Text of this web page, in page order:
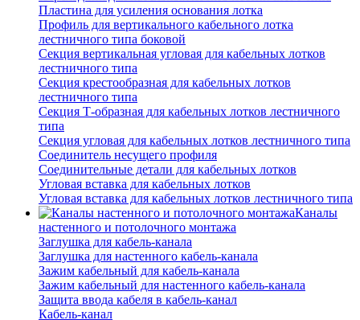
Пластина для усиления основания лотка
Профиль для вертикального кабельного лотка
лестничного типа боковой
Секция вертикальная угловая для кабельных лотков
лестничного типа
Секция крестообразная для кабельных лотков
лестничного типа
Секция Т-образная для кабельных лотков лестничного
типа
Секция угловая для кабельных лотков лестничного типа
Соединитель несущего профиля
Соединительные детали для кабельных лотков
Угловая вставка для кабельных лотков
Угловая вставка для кабельных лотков лестничного типа
Каналы
настенного и потолочного монтажа
Заглушка для кабель-канала
Заглушка для настенного кабель-канала
Зажим кабельный для кабель-канала
Зажим кабельный для настенного кабель-канала
Защита ввода кабеля в кабель-канал
Кабель-канал